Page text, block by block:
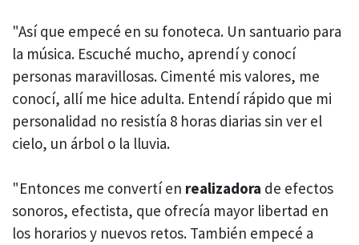
"Así que empecé en su fonoteca. Un santuario para
la música. Escuché mucho, aprendí y conocí
personas maravillosas. Cimenté mis valores, me
conocí, allí me hice adulta. Entendí rápido que mi
personalidad no resistía 8 horas diarias sin ver el
cielo, un árbol o la lluvia.
"Entonces me convertí en realizadora de efectos
sonoros, efectista, que ofrecía mayor libertad en
los horarios y nuevos retos. También empecé a